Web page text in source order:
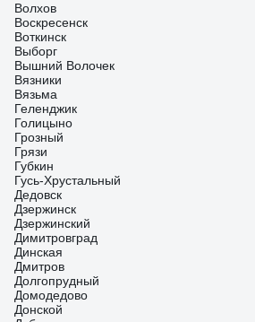
Волхов
Воскресенск
Воткинск
Выборг
Вышний Волочек
Вязники
Вязьма
Геленджик
Голицыно
Грозный
Грязи
Губкин
Гусь-Хрустальный
Дедовск
Дзержинск
Дзержинский
Димитровград
Динская
Дмитров
Долгопрудный
Домодедово
Донской